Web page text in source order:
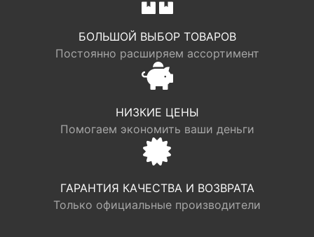
БОЛЬШОЙ ВЫБОР ТОВАРОВ
Постоянно расширяем ассортимент
НИЗКИЕ ЦЕНЫ
Помогаем экономить ваши деньги
ГАРАНТИЯ КАЧЕСТВА И ВОЗВРАТА
Только официальные производители